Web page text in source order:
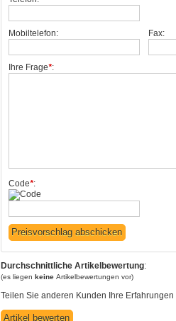
Mobiltelefon: Fax:
Ihre Frage*:
Code*:
Durchschnittliche Artikelbewertung:
(es liegen keine Artikelbewertungen vor)
Teilen Sie anderen Kunden Ihre Erfahrungen